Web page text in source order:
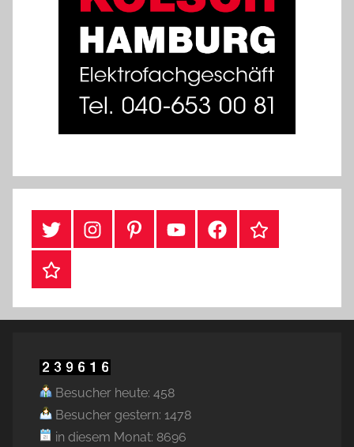
#TwitterInstagramPinterestYouTubeFacebookTikTok
Webshop
Besucher heute: 458
Besucher gestern: 1478
in diesem Monat: 8696